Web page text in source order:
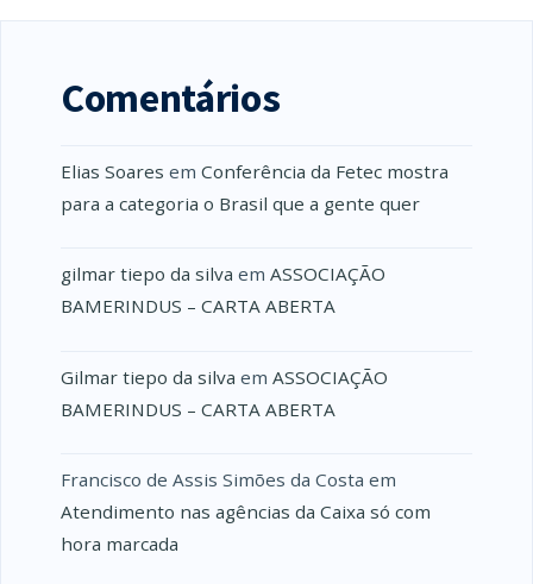
Comentários
Elias Soares em Conferência da Fetec mostra
para a categoria o Brasil que a gente quer
gilmar tiepo da silva em ASSOCIAÇÃO
BAMERINDUS – CARTA ABERTA
Gilmar tiepo da silva em ASSOCIAÇÃO
BAMERINDUS – CARTA ABERTA
Francisco de Assis Simões da Costa em
Atendimento nas agências da Caixa só com
hora marcada